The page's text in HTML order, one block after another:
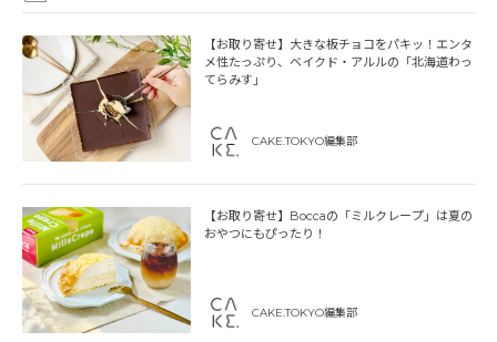
【お取り寄せ】大きな板チョコをパキッ！エンタ
メ性たっぷり、ベイクド・アルルの「北海道わっ
てらみす」
CAKE.TOKYO編集部
【お取り寄せ】Boccaの「ミルクレープ」は夏の
おやつにもぴったり！
CAKE.TOKYO編集部